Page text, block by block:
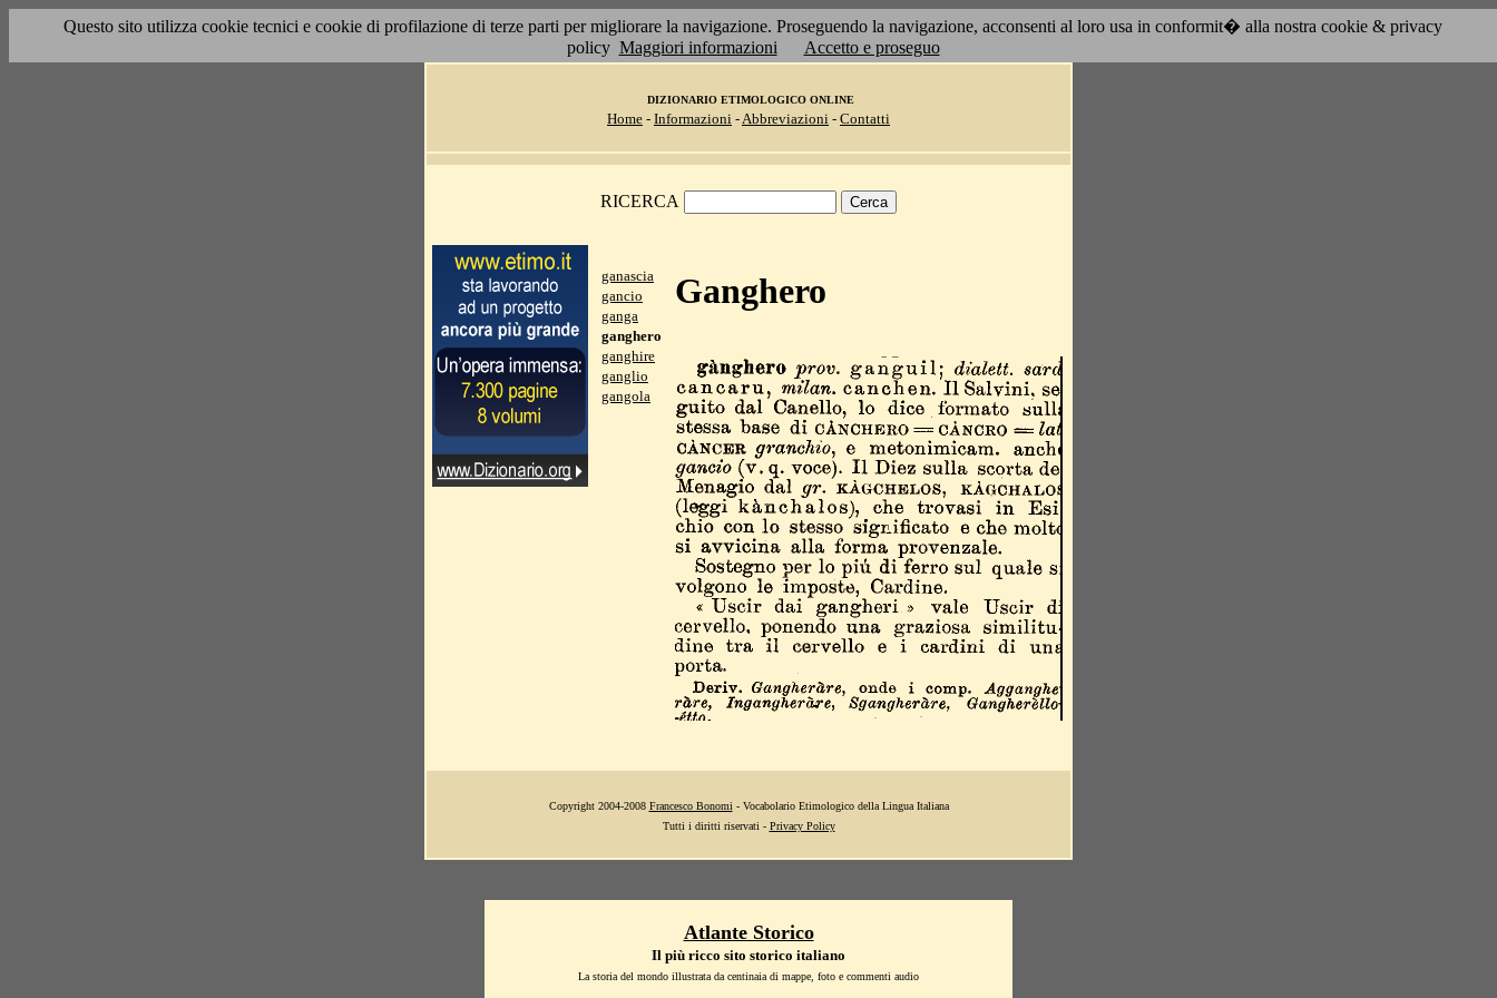
Questo sito utilizza cookie tecnici e cookie di profilazione di terze parti per migliorare la navigazione. Proseguendo la navigazione, acconsenti al loro usa in conformit� alla nostra cookie & privacy
policy Maggiori informazioni Accetto e proseguo
DIZIONARIO ETIMOLOGICO ONLINE
Home - Informazioni -Abbreviazioni - Contatti
RICERCA
ganascia
gancio
ganga
ganghero
ganghire
ganglio
gangola
Ganghero
Copyright 2004-2008 Francesco Bonomi - Vocabolario Etimologico della Lingua Italiana
Tutti i diritti riservati - Privacy Policy
Atlante Storico
Il più ricco sito storico italiano
La storia del mondo illustrata da centinaia di mappe, foto e commenti audio